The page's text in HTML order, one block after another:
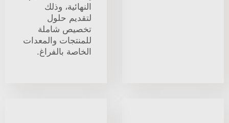
النهائية، وذلك
لتقديم حلول
تخصيص شاملة
للمنتجات والمعدات
الخاصة بالفراغ.